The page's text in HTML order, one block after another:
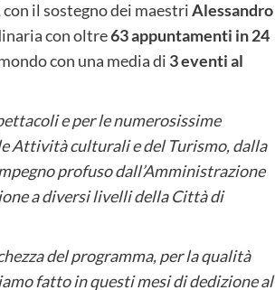
con il sostegno dei maestriAlessandro
con oltre63 appuntamenti in 24
con una media di 3 eventi al
e per le numerosissime
Attività culturali e del Turismo, dalla
profuso dall’Amministrazione
a diversi livelli della Città di
del programma, per la qualità
fatto in questi mesi di dedizione al